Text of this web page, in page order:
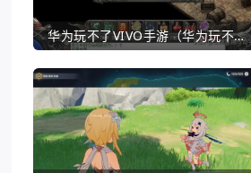
华为玩不了VIVO手游（华为玩不了VIVO手游怎么办）